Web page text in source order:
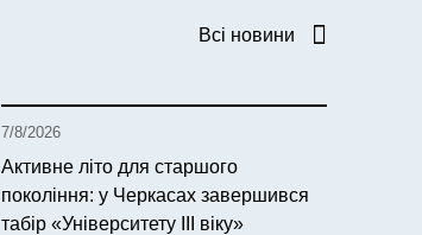
Всі новини
7/8/2026
Активне літо для старшого
покоління: у Черкасах завершився
табір «Університету ІІІ віку»